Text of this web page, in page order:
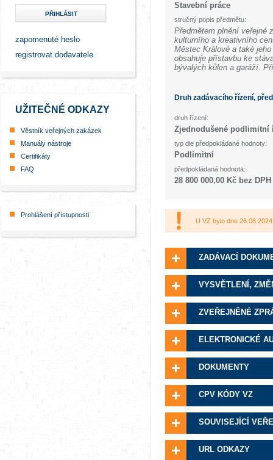
PŘIHLÁSIT
zapomenuté heslo
registrovat dodavatele
UŽITEČNÉ ODKAZY
Věstník veřejných zakázek
Manuály nástroje
Certifikáty
FAQ
Prohlášení přístupnosti
Stavební práce
stručný popis předmětu:
Předmětem plnění veřejné
kulturního a kreativního
Městec Králové a také
obsahuje přístavbu ke
bývalých kůlen a garáží.
Druh zadávacího řízení,
druh řízení:
Zjednodušené podlimitní
typ dle předpokládané hodnoty:
Podlimitní
předpokládaná hodnota:
28 800 000,00 Kč bez DPH
U VZ bylo dne
ZADÁVACÍ
VYSVĚTLENÍ,
ZVEŘEJNĚNÉ
ELEKTRONICKÉ
DOKUMENTY
CPV KÓDY VZ
SOUVISEJÍCÍ
URL ODKAZY